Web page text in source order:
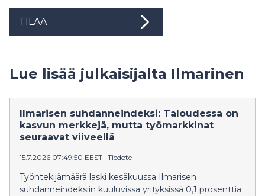
TILAA
Lue lisää julkaisijalta Ilmarinen
Ilmarisen suhdanneindeksi: Taloudessa on
kasvun merkkejä, mutta työmarkkinat
seuraavat viiveellä
15.7.2026 07:49:50 EEST | Tiedote
Työntekijämäärä laski kesäkuussa Ilmarisen
suhdanneindeksiin kuuluvissa yrityksissä 0,1 prosenttia